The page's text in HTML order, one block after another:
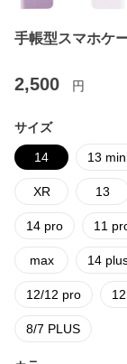
手帳型スマホケ
2,500 円
サイズ
14 13
XR 13
14 pro 11
max 14
12/12 pro
8/7 PLUS